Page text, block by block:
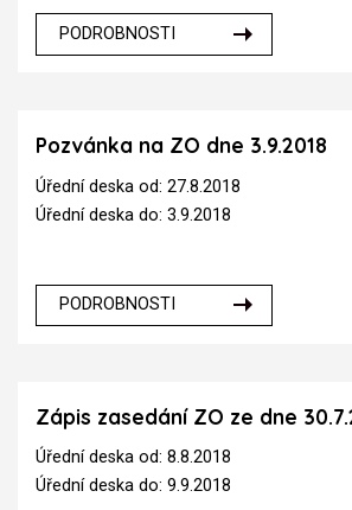
PODROBNOSTI
Pozvánka na ZO dne 3.9.2018
Úřední deska od: 27.8.2018
Úřední deska do: 3.9.2018
PODROBNOSTI
Zápis zasedání ZO ze dne
Úřední deska od: 8.8.2018
Úřední deska do: 9.9.2018